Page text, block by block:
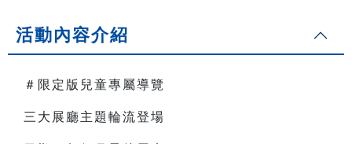
活動內容介紹
＃限定版兒童專屬導覽
三大展廳主題輪流登場